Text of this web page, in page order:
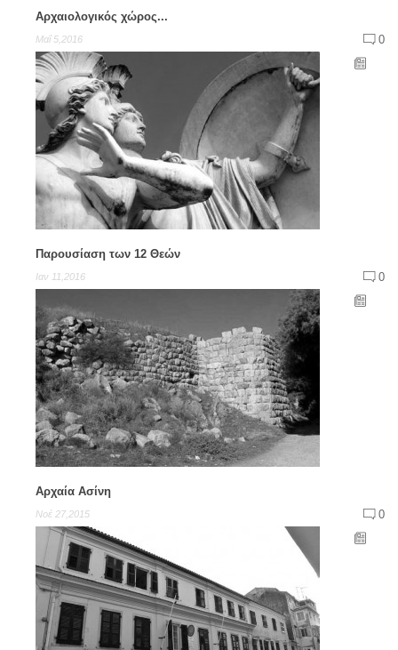
Αρχαιολογικός χώρος...
Μαΐ 5,2016 0
Παρουσίαση των 12 Θεών
Ιαν 11,2016 0
Αρχαία Ασίνη
Νοέ 27,2015 0